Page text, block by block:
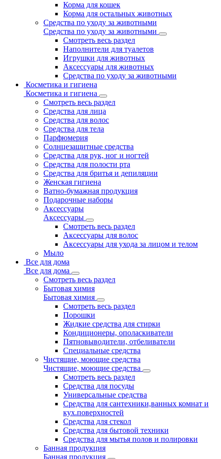
Корма для кошек
Корма для остальных животных
Средства по уходу за животными
Средства по уходу за животными
Смотреть весь раздел
Наполнители для туалетов
Игрушки для животных
Аксессуары для животных
Средства по уходу за животными
Косметика и гигиена
Косметика и гигиена
Смотреть весь раздел
Средства для лица
Средства для волос
Средства для тела
Парфюмерия
Солнцезащитные средства
Средства для рук, ног и ногтей
Средства для полости рта
Средства для бритья и депиляции
Женская гигиена
Ватно-бумажная продукция
Подарочные наборы
Аксессуары
Аксессуары
Смотреть весь раздел
Аксессуары для волос
Аксессуары для ухода за лицом и телом
Мыло
Все для дома
Все для дома
Смотреть весь раздел
Бытовая химия
Бытовая химия
Смотреть весь раздел
Порошки
Жидкие средства для стирки
Кондиционеры, ополаскиватели
Пятновыводители, отбеливатели
Специальные средства
Чистящие, моющие средства
Чистящие, моющие средства
Смотреть весь раздел
Средства для посуды
Универсальные средства
Средства для сантехники,ванных комнат и
кух.поверхностей
Средства для стекол
Средства для бытовой техники
Средства для мытья полов и полировки
Банная продукция
Банная продукция